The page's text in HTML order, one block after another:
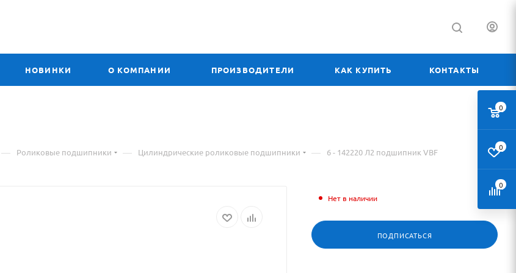
НОВИНКИ О КОМПАНИИ ПРОИЗВОДИТЕЛИ КАК КУПИТЬ КОНТАКТЫ
— Роликовые подшипники — Цилиндрические роликовые подшипники — 6 - 142220 Л2 подшипник VBF
Нет в наличии
ПОДПИСАТЬСЯ
0
0
0